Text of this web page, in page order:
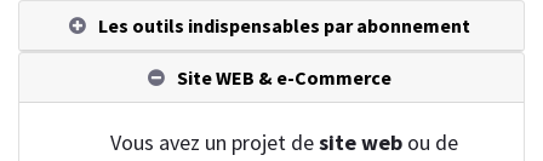
Les outils indispensables par abonnement
Site WEB & e-Commerce
Vous avez un projet desite webou de